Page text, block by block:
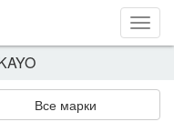
Все марки